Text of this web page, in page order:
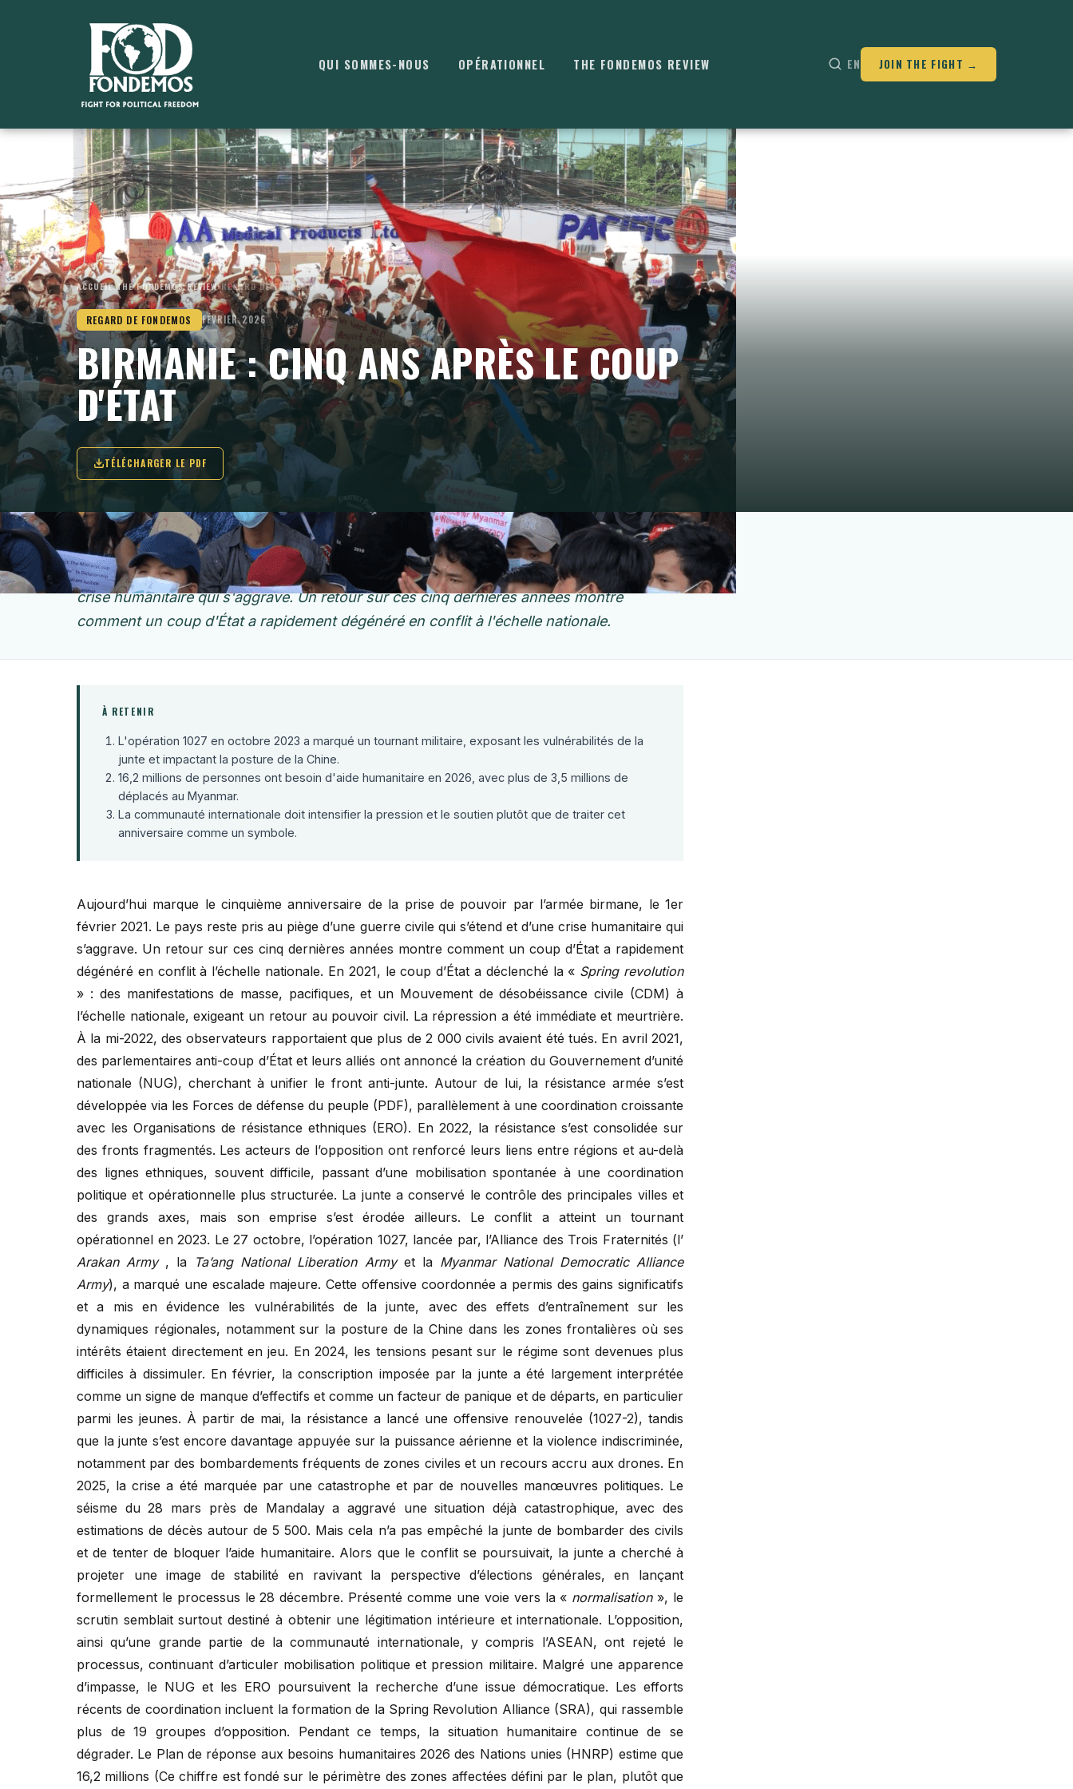
QUI SOMMES-NOUS OPÉRATIONNEL THE FONDEMOS REVIEW EN JOIN THE FIGHT →
⌘ K
ACCUEIL›THE FONDEMOS REVIEW›REGARD DE FONDEMOS
REGARD DE FONDEMOS FÉVRIER 2026
BIRMANIE : CINQ ANS APRÈS LE COUP
D'ÉTAT
TÉLÉCHARGER LE PDF
Aujourd'hui marque le cinquième anniversaire de la prise de pouvoir par l'armée birmane,
le 1er février 2021. Le pays reste pris au piège d'une guerre civile qui s'étend et d'une
crise humanitaire qui s'aggrave. Un retour sur ces cinq dernières années montre
comment un coup d'État a rapidement dégénéré en conflit à l'échelle nationale.
À RETENIR
L'opération 1027 en octobre 2023 a marqué un tournant militaire, exposant les vulnérabilités de la
junte et impactant la posture de la Chine.
16,2 millions de personnes ont besoin d'aide humanitaire en 2026, avec plus de 3,5 millions de
déplacés au Myanmar.
La communauté internationale doit intensifier la pression et le soutien plutôt que de traiter cet
anniversaire comme un symbole.
Aujourd’hui marque le cinquième anniversaire de la prise de pouvoir par l’armée birmane, le 1er
février 2021. Le pays reste pris au piège d’une guerre civile qui s’étend et d’une crise humanitaire qui
s’aggrave. Un retour sur ces cinq dernières années montre comment un coup d’État a rapidement
dégénéré en conflit à l’échelle nationale. En 2021, le coup d’État a déclenché la « Spring revolution
» : des manifestations de masse, pacifiques, et un Mouvement de désobéissance civile (CDM) à
l’échelle nationale, exigeant un retour au pouvoir civil. La répression a été immédiate et meurtrière.
À la mi-2022, des observateurs rapportaient que plus de 2 000 civils avaient été tués. En avril 2021,
des parlementaires anti-coup d’État et leurs alliés ont annoncé la création du Gouvernement d’unité
nationale (NUG), cherchant à unifier le front anti-junte. Autour de lui, la résistance armée s’est
développée via les Forces de défense du peuple (PDF), parallèlement à une coordination croissante
avec les Organisations de résistance ethniques (ERO). En 2022, la résistance s’est consolidée sur
des fronts fragmentés. Les acteurs de l’opposition ont renforcé leurs liens entre régions et au-delà
des lignes ethniques, souvent difficile, passant d’une mobilisation spontanée à une coordination
politique et opérationnelle plus structurée. La junte a conservé le contrôle des principales villes et
des grands axes, mais son emprise s’est érodée ailleurs. Le conflit a atteint un tournant
opérationnel en 2023. Le 27 octobre, l’opération 1027, lancée par, l’Alliance des Trois Fraternités (l’
Arakan Army, la Ta’ang National Liberation Armyet la Myanmar National Democratic Alliance
Army), a marqué une escalade majeure. Cette offensive coordonnée a permis des gains significatifs
et a mis en évidence les vulnérabilités de la junte, avec des effets d’entraînement sur les
dynamiques régionales, notamment sur la posture de la Chine dans les zones frontalières où ses
intérêts étaient directement en jeu. En 2024, les tensions pesant sur le régime sont devenues plus
difficiles à dissimuler. En février, la conscription imposée par la junte a été largement interprétée
comme un signe de manque d’effectifs et comme un facteur de panique et de départs, en particulier
parmi les jeunes. À partir de mai, la résistance a lancé une offensive renouvelée (1027-2), tandis
que la junte s’est encore davantage appuyée sur la puissance aérienne et la violence indiscriminée,
notamment par des bombardements fréquents de zones civiles et un recours accru aux drones. En
2025, la crise a été marquée par une catastrophe et par de nouvelles manœuvres politiques. Le
séisme du 28 mars près de Mandalay a aggravé une situation déjà catastrophique, avec des
estimations de décès autour de 5 500. Mais cela n’a pas empêché la junte de bombarder des civils
et de tenter de bloquer l’aide humanitaire. Alors que le conflit se poursuivait, la junte a cherché à
projeter une image de stabilité en ravivant la perspective d’élections générales, en lançant
formellement le processus le 28 décembre. Présenté comme une voie vers la « normalisation», le
scrutin semblait surtout destiné à obtenir une légitimation intérieure et internationale. L’opposition,
ainsi qu’une grande partie de la communauté internationale, y compris l’ASEAN, ont rejeté le
processus, continuant d’articuler mobilisation politique et pression militaire. Malgré une apparence
d’impasse, le NUG et les ERO poursuivent la recherche d’une issue démocratique. Les efforts
récents de coordination incluent la formation de la Spring Revolution Alliance (SRA), qui rassemble
plus de 19 groupes d’opposition. Pendant ce temps, la situation humanitaire continue de se
dégrader. Le Plan de réponse aux besoins humanitaires 2026 des Nations unies (HNRP) estime que
16,2 millions (Ce chiffre est fondé sur le périmètre des zones affectées défini par le plan, plutôt que